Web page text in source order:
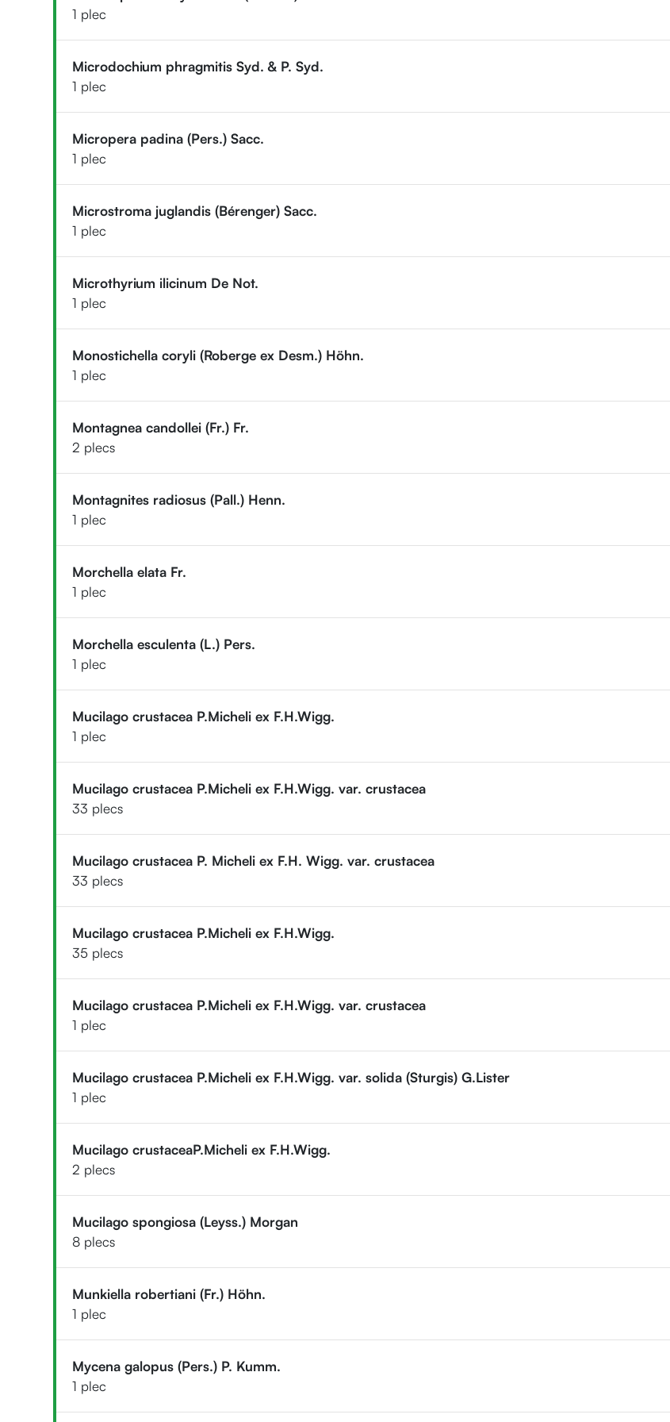
1 plec
Microdochium phragmitis Syd. & P. Syd.
1 plec
Micropera padina (Pers.) Sacc.
1 plec
Microstroma juglandis (Bérenger) Sacc.
1 plec
Microthyrium ilicinum De Not.
1 plec
Monostichella coryli (Roberge ex Desm.) Höhn.
1 plec
Montagnea candollei (Fr.) Fr.
2 plecs
Montagnites radiosus (Pall.) Henn.
1 plec
Morchella elata Fr.
1 plec
Morchella esculenta (L.) Pers.
1 plec
Mucilago crustacea P.Micheli ex F.H.Wigg.
1 plec
Mucilago crustacea P.Micheli ex F.H.Wigg. var. crustacea
33 plecs
Mucilago crustacea P. Micheli ex F.H. Wigg. var. crustacea
33 plecs
Mucilago crustacea P.Micheli ex F.H.Wigg.
35 plecs
Mucilago crustacea P.Micheli ex F.H.Wigg. var. crustacea
1 plec
Mucilago crustacea P.Micheli ex F.H.Wigg. var. solida (Sturgis) G.Lister
1 plec
Mucilago crustaceaP.Micheli ex F.H.Wigg.
2 plecs
Mucilago spongiosa (Leyss.) Morgan
8 plecs
Munkiella robertiani (Fr.) Höhn.
1 plec
Mycena galopus (Pers.) P. Kumm.
1 plec